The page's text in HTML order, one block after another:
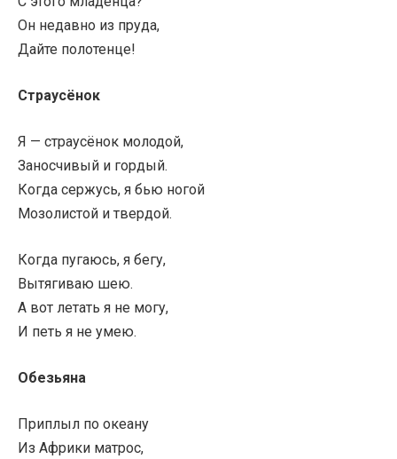
Он недавно из пруда,
Дайте полотенце!
Страусёнок
Я — страусёнок молодой,
Заносчивый и гордый.
Когда сержусь, я бью ногой
Мозолистой и твердой.
Когда пугаюсь, я бегу,
Вытягиваю шею.
А вот летать я не могу,
И петь я не умею.
Обезьяна
Приплыл по океану
Из Африки матрос,